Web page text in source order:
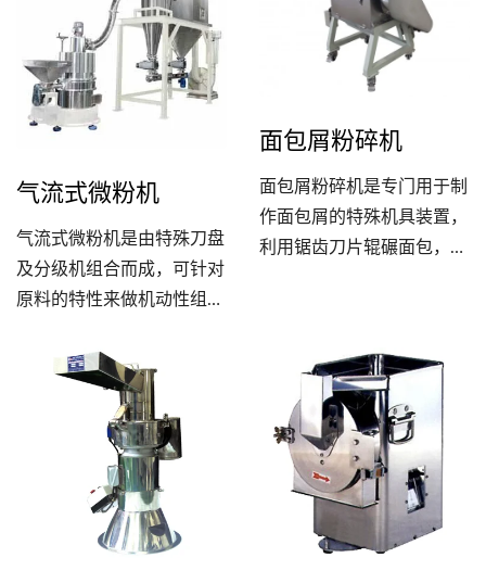
以及藉由此产生高周波之压
力的振动作用，将原料粉
碎，因此本机不只可以粉碎
脆性物质，而且对具有纤维
性的物质，也能完全粉碎。
可互换调整选用，机台容易
清洁保养(全机可水洗)。
气流式微粉机
气流式微粉机是由特殊刀盘
及分级机组合而成，可针对
原料的特性来做机动性组
来进行有效的细粉碎。粒度
的调整采无网室的空气分级
方式，粉碎室采用水冷或风
冷却的系统，原料粉碎过程
中不易发热，保持原料品质
与机械使用寿命。空气分级
机可借风量的调节及改变分
面包屑粉碎机
面包屑粉碎机是专门用于制
作面包屑的特殊机具装置，
利用锯齿刀片辊碾面包，让
饼干，粉碎的更均匀，减少
材料的浪费。